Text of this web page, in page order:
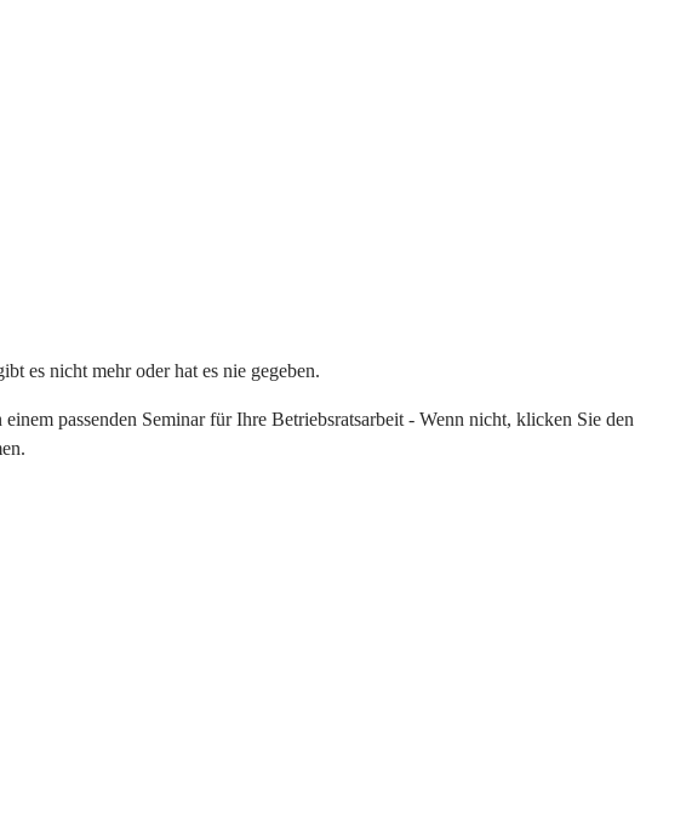
es nicht mehr oder hat es nie gegeben.
passenden Seminar für Ihre Betriebsratsarbeit - Wenn nicht, klicken Sie den